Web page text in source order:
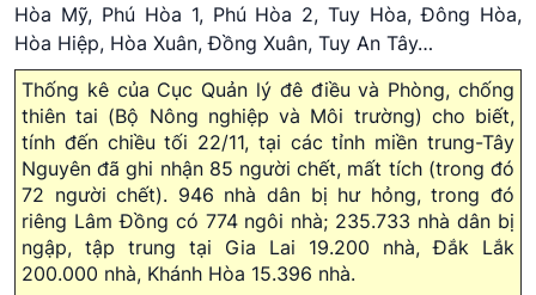
Hòa Mỹ, Phú Hòa 1, Phú Hòa 2, Tuy Hòa, Đông Hòa,
Hòa Hiệp, Hòa Xuân, Đồng Xuân, Tuy An Tây…
Thống kê của Cục Quản lý đê điều và Phòng, chống
thiên tai (Bộ Nông nghiệp và Môi trường) cho biết,
tính đến chiều tối 22/11, tại các tỉnh miền trung-Tây
Nguyên đã ghi nhận 85 người chết, mất tích (trong đó
72 người chết). 946 nhà dân bị hư hỏng, trong đó
riêng Lâm Đồng có 774 ngôi nhà; 235.733 nhà dân bị
ngập, tập trung tại Gia Lai 19.200 nhà, Đắk Lắk
200.000 nhà, Khánh Hòa 15.396 nhà.